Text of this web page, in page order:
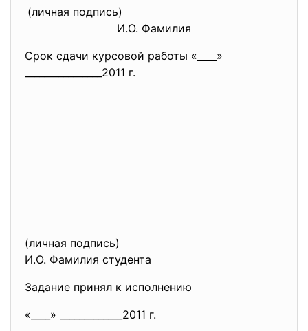
(личная подпись)
И.О. Фамилия
Срок сдачи курсовой работы «____»
________________2011 г.
(личная подпись)
И.О. Фамилия студента
Задание принял к исполнению
«____» _____________2011 г.